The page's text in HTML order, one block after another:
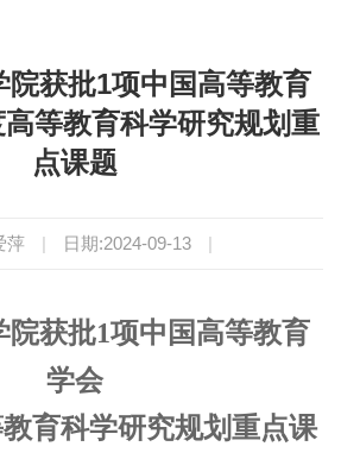
院获批1项中国高等教育
等教育科学研究规划重
点课题
萍 | 日期:2024-09-13 |
院获批1项中国高等教育
学会
育科学研究规划重点课